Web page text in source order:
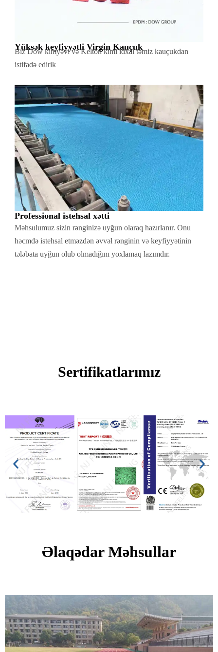
Yüksək keyfiyyətli Virgin Kauçuk
Biz Dow kimyəvi və Kelton kimi idxal təmiz kauçukdan
istifadə edirik
Professional istehsal xətti
Məhsulumuz sizin rənginizə uyğun olaraq hazırlanır. Onu
həcmdə istehsal etməzdən əvvəl rənginin və keyfiyyətinin
tələbata uyğun olub olmadığını yoxlamaq lazımdır.
Sertifikatlarımız
Əlaqədar Məhsullar